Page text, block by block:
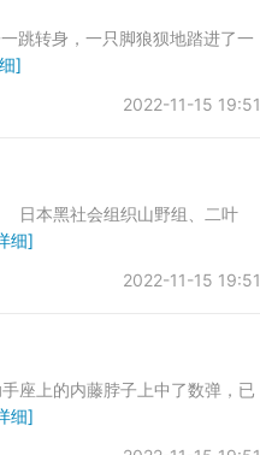
一只脚狼狈地踏进了一
]
2022-11-15 19:51
山野组、二叶
细]
2022-11-15 19:51
藤脖子上中了数弹，已
细]